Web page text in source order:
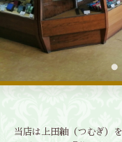
当店は上田紬（つむぎ）